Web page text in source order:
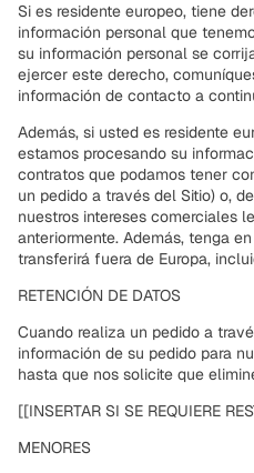
Si es residente europeo, tiene
información personal que
su información personal se
ejercer este derecho,
información de contacto a
Además, si usted es residente
estamos procesando su
contratos que podamos tener
un pedido a través del Sitio) o,
nuestros intereses comerciales
anteriormente. Además, tenga
transferirá fuera de Europa,
RETENCIÓN DE DATOS
Cuando realiza un pedido a
información de su pedido para
hasta que nos solicite que
[[INSERTAR SI SE REQUIERE
MENORES